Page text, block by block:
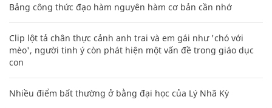
Bảng công thức đạo hàm nguyên hàm cơ bản cần nhớ
Clip lột tả chân thực cảnh anh trai và em gái như 'chó với
mèo', người tinh ý còn phát hiện một vấn đề trong giáo dục
con
Nhiều điểm bất thường ở bằng đại học của Lý Nhã Kỳ